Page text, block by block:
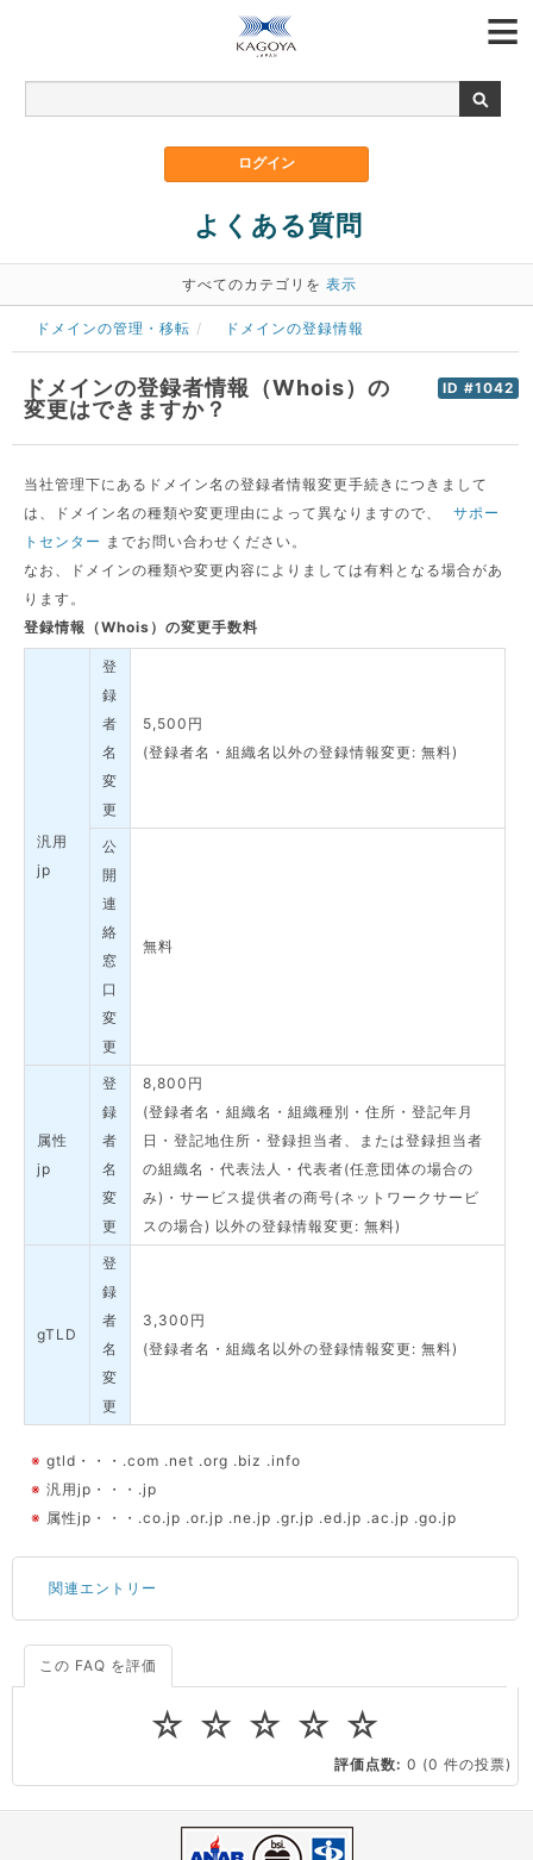
よくある質問
すべてのカテゴリを 表示
ドメインの管理・移転 ドメインの登録情報
ID #1042
ドメインの登録者情報（Whois）の
変更はできますか？
当社管理下にあるドメイン名の登録者情報変更手続きにつきまして
は、ドメイン名の種類や変更理由によって異なりますので、
サポー
トセンター までお問い合わせください。
なお、ドメインの種類や変更内容によりましては有料となる場合があ
ります。
登録情報（Whois）の変更手数料
汎用
jp
登
録
者
名
変
更
5,500円
(登録者名・組織名以外の登録情報変更: 無料)
公
開
連
絡
窓
口
変
更
無料
属性
jp
登
録
者
名
変
更
8,800円
(登録者名・組織名・組織種別・住所・登記年月
日・登記地住所・登録担当者、または登録担当者
の組織名・代表法人・代表者(任意団体の場合の
み)・サービス提供者の商号(ネットワークサービ
スの場合) 以外の登録情報変更: 無料)
gTLD
登
録
者
名
変
更
3,300円
(登録者名・組織名以外の登録情報変更: 無料)
※gtld・・・.com .net .org .biz .info
※汎用jp・・・.jp
※ 属性jp・・・.co.jp .or.jp .ne.jp .gr.jp .ed.jp .ac.jp .go.jp
関連エントリー
サーバーが重いので調査してほしい
CPUやメモリをアップグレードしたい
この FAQ を評価
☆
☆
☆
☆
☆
評価点数: 0 (0 件の投票)